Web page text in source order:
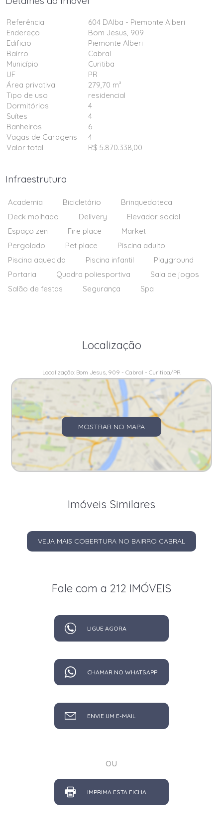
Referência
604 DAlba - Piemonte Alberi
Endereço
Bom Jesus, 909
Edificio
Piemonte Alberi
Bairro
Cabral
Município
Curitiba
UF
PR
Área privativa
279,70 m²
Tipo de uso
residencial
Dormitórios
4
Suítes
4
Banheiros
6
Vagas de Garagens
4
Valor total
R$ 5.870.338,00
Infraestrutura
Academia Bicicletário
Brinquedoteca
Deck molhado
Delivery
Elevador social
Espaço zen
Fire place
Market
Pergolado
Pet place
Piscina adulto
Piscina aquecida
Piscina infantil
Playground
Portaria
Quadra poliesportiva
Sala de jogos
Salão de festas
Segurança Spa
Localização
Localização: Bom Jesus, 909 - Cabral - Curitiba/PR
MOSTRAR NO MAPA
Imóveis Similares
VEJA MAIS COBERTURA NO BAIRRO CABRAL
Fale com a 212 IMÓVEIS
LIGUE AGORA
CHAMAR NO WHATSAPP
ENVIE UM E-MAIL
ou
IMPRIMA ESTA FICHA